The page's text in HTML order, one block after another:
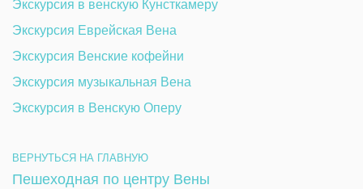
Экскурсия в венскую Кунсткамеру
Экскурсия Еврейская Вена
Экскурсия Венские кофейни
Экскурсия музыкальная Вена
Экскурсия в Венскую Оперу
ВЕРНУТЬСЯ НА ГЛАВНУЮ
Пешеходная по центру Вены